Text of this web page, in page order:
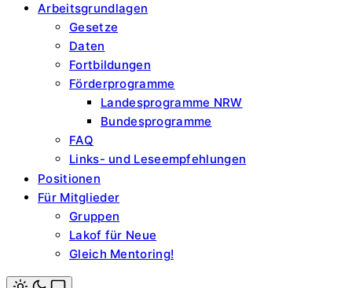
Arbeitsgrundlagen
Gesetze
Daten
Fortbildungen
Förderprogramme
Landesprogramme NRW
Bundesprogramme
FAQ
Links- und Leseempfehlungen
Positionen
Für Mitglieder
Gruppen
Lakof für Neue
Gleich Mentoring!